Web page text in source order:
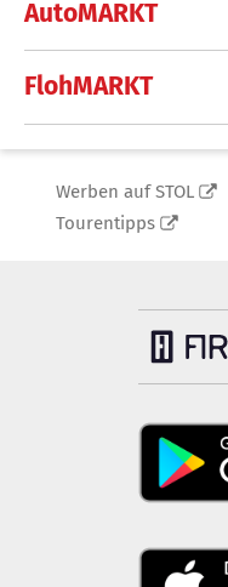
AutoMARKT
FlohMARKT
Werben auf STOL
Tourentipps